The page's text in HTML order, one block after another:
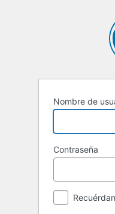
Nombre de
Contraseña